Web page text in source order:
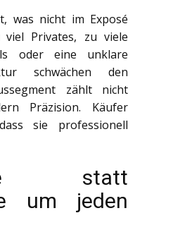
was nicht im Exposé
Privates, zu viele
oder eine unklare
schwächen den
zählt nicht
Präzision. Käufer
sie professionell
statt
um jeden